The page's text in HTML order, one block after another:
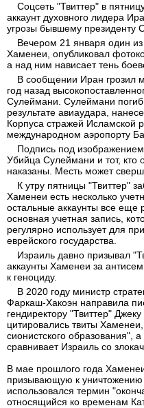
Соцсеть "Твиттер" в
аккаунт духовного лидера
угрозы бывшему президенту
Вечером 21 января один
Хаменеи, опубликовал
а над ним нависает тень
В сообщении Иран грозил
год назад
Сулеймани. Сулеймани
результате авиаудара,
Корпуса стражей Исламской
международном аэропорту
Подпись под
Убийца Сулеймани и тот, кто
наказаны. Месть может
К утру пятницы "Твиттер"
Хаменеи есть несколько
остальные аккаунты все еще
основная учетная запись,
регулярно использует для
еврейского государства.
Израиль давно призывал
аккаунты Хаменеи за
к геноциду.
В 2020 году министр
Фаркаш-Хакоэн направила
гендиректору "Твиттер"
цитировались твиты
сионистского образования",
сравнивает Израиль со
В мае прошлого года
призывающую к уничтожению
использовался термин
относящийся ко временам